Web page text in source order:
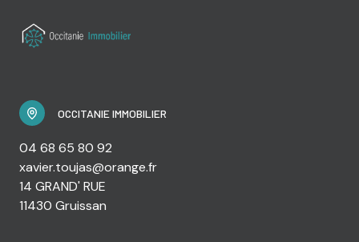
OCCITANIE IMMOBILIER
04 68 65 80 92
xavier.toujas@orange.fr
14 GRAND' RUE
11430 Gruissan